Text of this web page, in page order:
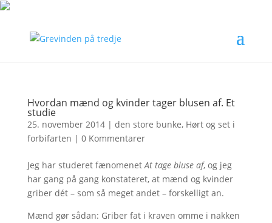
Hvordan mænd og kvinder tager blusen af. Et
studie
25. november 2014| den store bunke, Hørt og set i
forbifarten | 0 Kommentarer
Jeg har studeret fænomenetAt tage bluse af, og jeg
har gang på gang konstateret, at mænd og kvinder
griber dét – som så meget andet – forskelligt an.
Mænd gør sådan: Griber fat i kraven omme i nakken